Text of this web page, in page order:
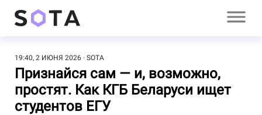
19:40, 2 ИЮНЯ 2026 SOTA
Признайся сам — и, возможно,
простят. Как КГБ Беларуси ищет
студентов ЕГУ